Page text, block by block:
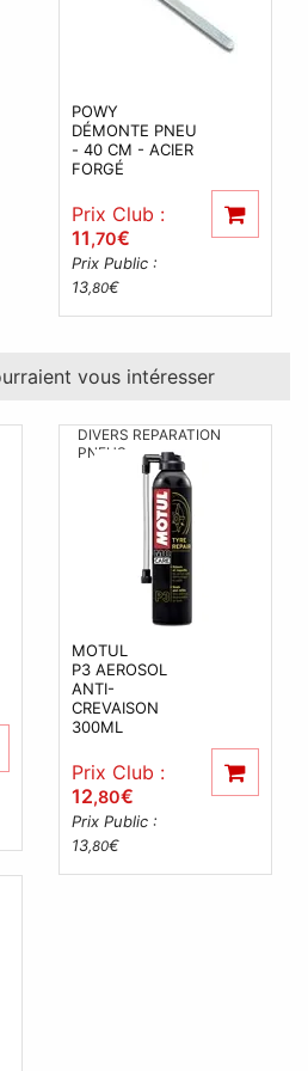
POWY
DÉMONTE PNEU
- 40 CM - ACIER
FORGÉ
Prix Club :
11,70€
Prix Public :
13,80€
vous intéresser
DIVERS REPARATION
PNEUS
MOTUL
P3 AEROSOL
ANTI-
CREVAISON
300ML
Prix Club :
12,80€
Prix Public :
13,80€